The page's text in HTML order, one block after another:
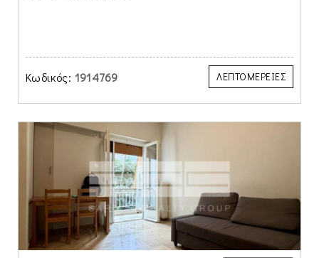
Κωδικός: 1914769 ΛΕΠΤΟΜΕΡΕΙΕΣ